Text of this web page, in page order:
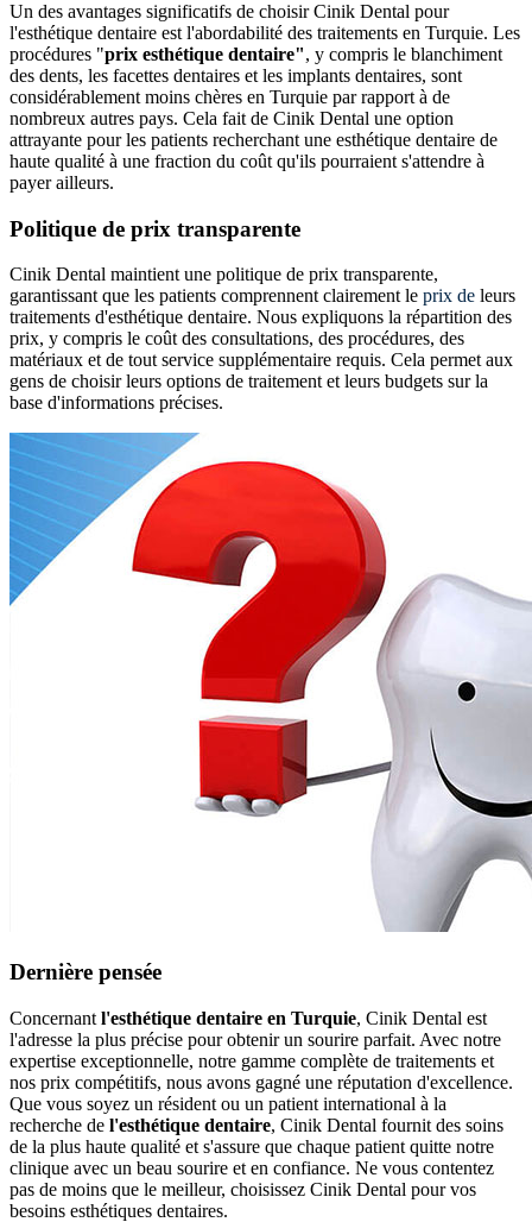
Un des avantages significatifs de choisir Cinik Dental pour
l'esthétique dentaire est l'abordabilité des traitements en Turquie. Les
procédures "prix esthétique dentaire", y compris le blanchiment
des dents, les facettes dentaires et les implants dentaires, sont
considérablement moins chères en Turquie par rapport à de
nombreux autres pays. Cela fait de Cinik Dental une option
attrayante pour les patients recherchant une esthétique dentaire de
haute qualité à une fraction du coût qu'ils pourraient s'attendre à
payer ailleurs.
Politique de prix transparente
Cinik Dental maintient une politique de prix transparente,
garantissant que les patients comprennent clairement le prix de leurs
traitements d'esthétique dentaire. Nous expliquons la répartition des
prix, y compris le coût des consultations, des procédures, des
matériaux et de tout service supplémentaire requis. Cela permet aux
gens de choisir leurs options de traitement et leurs budgets sur la
base d'informations précises.
Dernière pensée
Concernant l'esthétique dentaire en Turquie, Cinik Dental est
l'adresse la plus précise pour obtenir un sourire parfait. Avec notre
expertise exceptionnelle, notre gamme complète de traitements et
nos prix compétitifs, nous avons gagné une réputation d'excellence.
Que vous soyez un résident ou un patient international à la
recherche de l'esthétique dentaire, Cinik Dental fournit des soins
de la plus haute qualité et s'assure que chaque patient quitte notre
clinique avec un beau sourire et en confiance. Ne vous contentez
pas de moins que le meilleur, choisissez Cinik Dental pour vos
besoins esthétiques dentaires.